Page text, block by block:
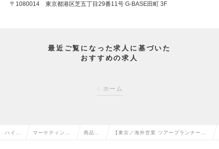
〒1080014 東京都港区芝五丁目29番11号 G-BASE田町 3F
最近ご覧になった求人に基づいた
おすすめの求人
ホーム
ハイク マーケティン 商品企 【東京／海外営業 ツアープランナー